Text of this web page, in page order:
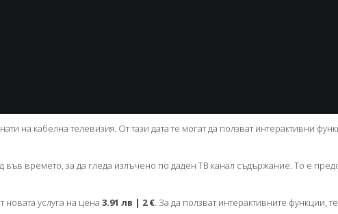
на кабелна телевизия. От тази дата те могат да ползват интерактивни
времето, за да гледа излъчено по даден ТВ канал съдържание. То е
новата услуга на цена 3.91 лв | 2 €. За да ползват интерактивните функции,